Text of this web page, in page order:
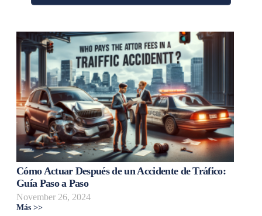
Cómo Actuar Después de un Accidente de Tráfico:
Guía Paso a Paso
November 26, 2024
Más >>